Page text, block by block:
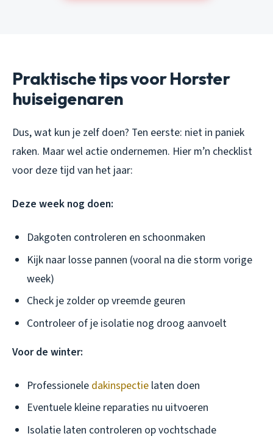
Praktische tips voor Horster
huiseigenaren
Dus, wat kun je zelf doen? Ten eerste: niet in paniek
raken. Maar wel actie ondernemen. Hier m’n checklist
voor deze tijd van het jaar:
Deze week nog doen:
Dakgoten controleren en schoonmaken
Kijk naar losse pannen (vooral na die storm vorige
week)
Check je zolder op vreemde geuren
Controleer of je isolatie nog droog aanvoelt
Voor de winter:
Professionele dakinspectie laten doen
Eventuele kleine reparaties nu uitvoeren
Isolatie laten controleren op vochtschade